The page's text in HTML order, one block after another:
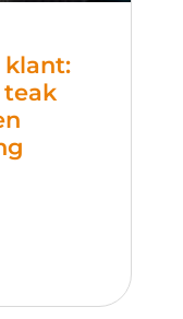
klant:
teak